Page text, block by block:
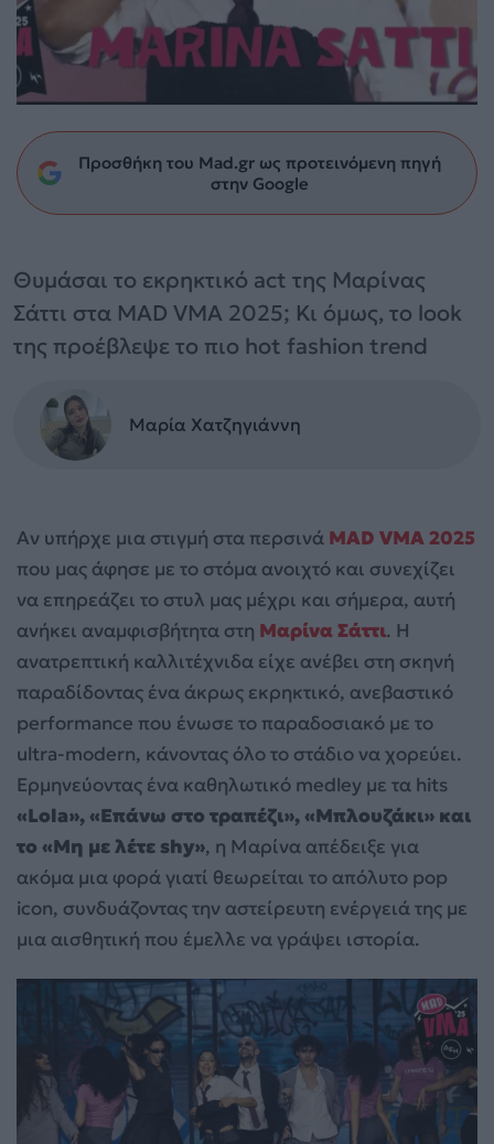
Προσθήκη του Mad.gr ως προτεινόμενη πηγή
στην Google
Θυμάσαι το εκρηκτικό act της Μαρίνας
Σάττι στα MAD VMA 2025; Κι όμως, το look
της προέβλεψε το πιο hot fashion trend
Μαρία Χατζηγιάννη
Αν υπήρχε μια στιγμή στα περσινά MAD VMA 2025
που μας άφησε με το στόμα ανοιχτό και συνεχίζει
να επηρεάζει το στυλ μας μέχρι και σήμερα, αυτή
ανήκει αναμφισβήτητα στη Μαρίνα Σάττι. Η
ανατρεπτική καλλιτέχνιδα είχε ανέβει στη σκηνή
παραδίδοντας ένα άκρως εκρηκτικό, ανεβαστικό
performance που ένωσε το παραδοσιακό με το
ultra-modern, κάνοντας όλο το στάδιο να χορεύει.
Ερμηνεύοντας ένα καθηλωτικό medley με τα hits
«Lola», «Επάνω στο τραπέζι», «Μπλουζάκι» και
το «Μη με λέτε shy», η Μαρίνα απέδειξε για
ακόμα μια φορά γιατί θεωρείται το απόλυτο pop
icon, συνδυάζοντας την αστείρευτη ενέργειά της με
μια αισθητική που έμελλε να γράψει ιστορία.